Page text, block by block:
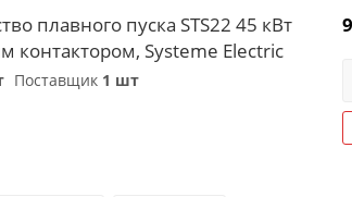
плавного пуска STS22 45 кВт
контактором, Systeme Electric
Поставщик 1 шт